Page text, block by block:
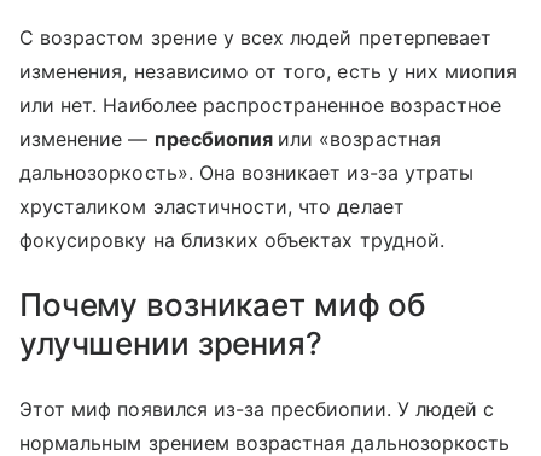
С возрастом зрение у всех людей претерпевает
изменения, независимо от того, есть у них миопия
или нет. Наиболее распространенное возрастное
изменение — пресбиопия или «возрастная
дальнозоркость». Она возникает из-за утраты
хрусталиком эластичности, что делает
фокусировку на близких объектах трудной.
Почему возникает миф об
улучшении зрения?
Этот миф появился из-за пресбиопии. У людей с
нормальным зрением возрастная дальнозоркость